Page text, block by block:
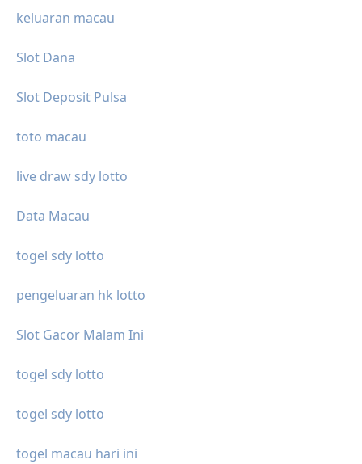
keluaran macau
Slot Dana
Slot Deposit Pulsa
toto macau
live draw sdy lotto
Data Macau
togel sdy lotto
pengeluaran hk lotto
Slot Gacor Malam Ini
togel sdy lotto
togel sdy lotto
togel macau hari ini